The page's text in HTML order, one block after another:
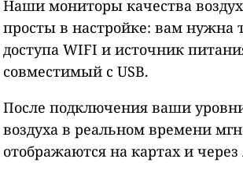
Наши мониторы качества
просты в настройке: вам нужна
доступа WIFI и источник
совместимый с USB.
После подключения ваши
воздуха в реальном времени
отображаются на картах и через